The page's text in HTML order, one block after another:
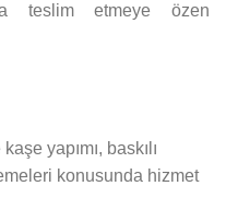
teslim etmeye özen
yapımı, baskılı
konusunda hizmet